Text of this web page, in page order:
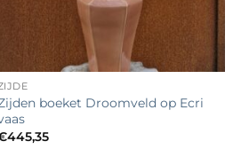
boeket Droomveld op Ecri
445,35